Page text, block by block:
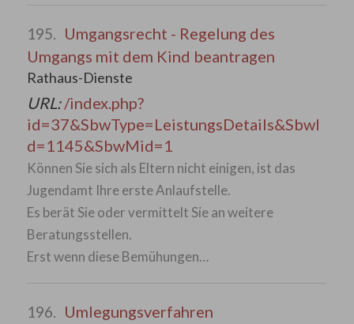
195. Umgangsrecht - Regelung des
Umgangs mit dem Kind beantragen
Rathaus-Dienste
URL:/index.php?
id=37&SbwType=LeistungsDetails&SbwI
d=1145&SbwMid=1
Können Sie sich als Eltern nicht einigen, ist das
Jugendamt Ihre erste Anlaufstelle.
Es berät Sie oder vermittelt Sie an weitere
Beratungsstellen.
Erst wenn diese Bemühungen…
196. Umlegungsverfahren